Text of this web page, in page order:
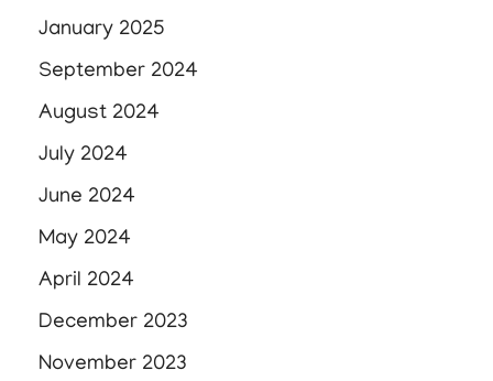
January 2025
September 2024
August 2024
July 2024
June 2024
May 2024
April 2024
December 2023
November 2023